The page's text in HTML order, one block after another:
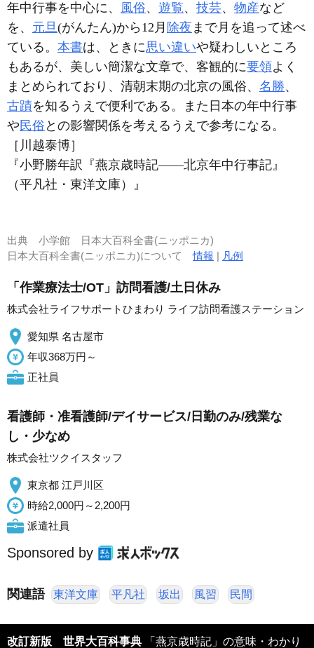
年中行事を中心に、 風俗、 遊覧、 技芸、 物産など
を、 元旦(がんたん)から12月 除夜 まで月を追って述べ
ている。 本書は、ときに思い違いや疑わしいところ
もあるが、美しい簡潔な文章で、客観的に要領よく
まとめられており、清朝末期の北京の風俗、 名勝、
古蹟を知るうえで便利である。また日本の年中行事
や民俗 との影響関係を考えるうえで参考になる。
［川越泰博］
『小野勝年訳『燕京歳時記――北京年中行事記』
（平凡社・東洋文庫）』
出典 小学館 日本大百科全書(ニッポニカ)
日本大百科全書(ニッポニカ)について情報 | 凡例
「作業療法士/OT」訪問看護/土日休み
株式会社ライフサポートひまわり ライフ訪問看護ステーション
愛知県 名古屋市
年収368万円～
正社員
看護師・准看護師/デイサービス/日勤のみ/残業な
し・少なめ
株式会社ツクイスタッフ
東京都 江戸川区
時給2,000円～2,200円
派遣社員
Sponsored by
関連語 東洋文庫 平凡社 坂出 風習 民間
改訂新版 世界大百科事典 「燕京歳時記」の意味・わかり